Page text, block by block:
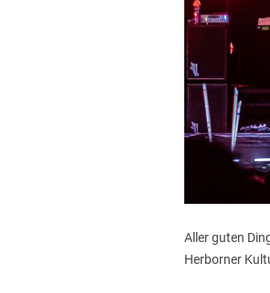
Aller guten
Herborner